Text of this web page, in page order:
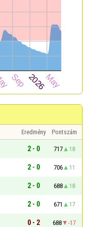
Eredmény
Pontszám
2 - 0 717
18
2 - 0 706
11
2 - 0 688
18
2 - 0 671
17
0 - 2 688
-17